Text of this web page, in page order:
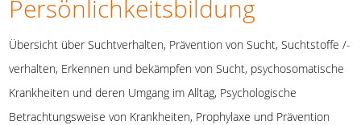
Persönlichkeitsbildung
Übersicht über Suchtverhalten, Prävention von Sucht, Suchtstoffe /-
verhalten, Erkennen und bekämpfen von Sucht, psychosomatische
Krankheiten und deren Umgang im Alltag, Psychologische
Betrachtungsweise von Krankheiten, Prophylaxe und Prävention